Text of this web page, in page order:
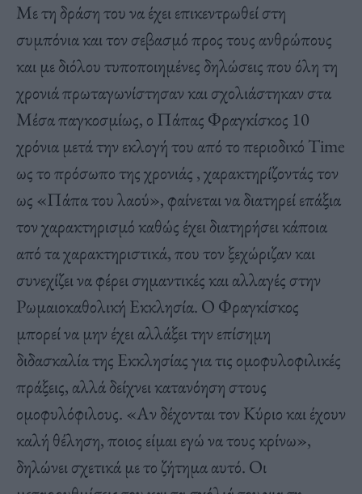
Με τη δράση του να έχει επικεντρωθεί στη
συμπόνια και τον σεβασμό προς τους ανθρώπους
και με διόλου τυποποιημένες δηλώσεις που όλη τη
χρονιά πρωταγωνίστησαν και σχολιάστηκαν στα
Μέσα παγκοσμίως, ο Πάπας Φραγκίσκος 10
χρόνια μετά την εκλογή του από το περιοδικό Time
ως το πρόσωπο της χρονιάς , χαρακτηρίζοντάς τον
ως «Πάπα του λαού», φαίνεται να διατηρεί επάξια
τον χαρακτηρισμό καθώς έχει διατηρήσει κάποια
από τα χαρακτηριστικά, που τον ξεχώριζαν και
συνεχίζει να φέρει σημαντικές και αλλαγές στην
Ρωμαιοκαθολική Εκκλησία. Ο Φραγκίσκος
μπορεί να μην έχει αλλάξει την επίσημη
διδασκαλία της Εκκλησίας για τις ομοφυλοφιλικές
πράξεις, αλλά δείχνει κατανόηση στους
ομοφυλόφιλους. «Αν δέχονται τον Κύριο και έχουν
καλή θέληση, ποιος είμαι εγώ να τους κρίνω»,
δηλώνει σχετικά με το ζήτημα αυτό. Οι